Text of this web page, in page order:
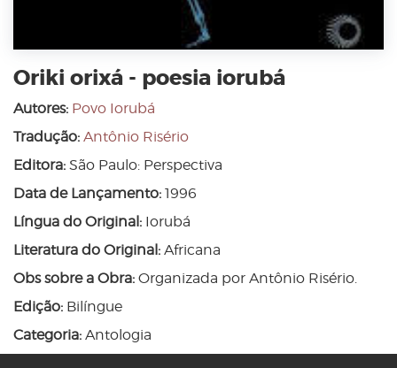
Oriki orixá - poesia iorubá
Autores: Povo Iorubá
Tradução: Antônio Risério
Editora: São Paulo: Perspectiva
Data de Lançamento: 1996
Língua do Original: Iorubá
Literatura do Original: Africana
Obs sobre a Obra: Organizada por Antônio Risério.
Edição: Bilíngue
Categoria: Antologia